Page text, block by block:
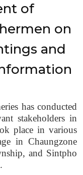
of
on
and
has conducted
stakeholders in
place in various
in Chaungzone
and Sintpho